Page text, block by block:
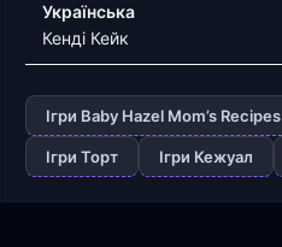
Українська
Кенді Кейк
Ігри Baby Hazel Mom’s Recipes
Ігри Торт Ігри Кежуал